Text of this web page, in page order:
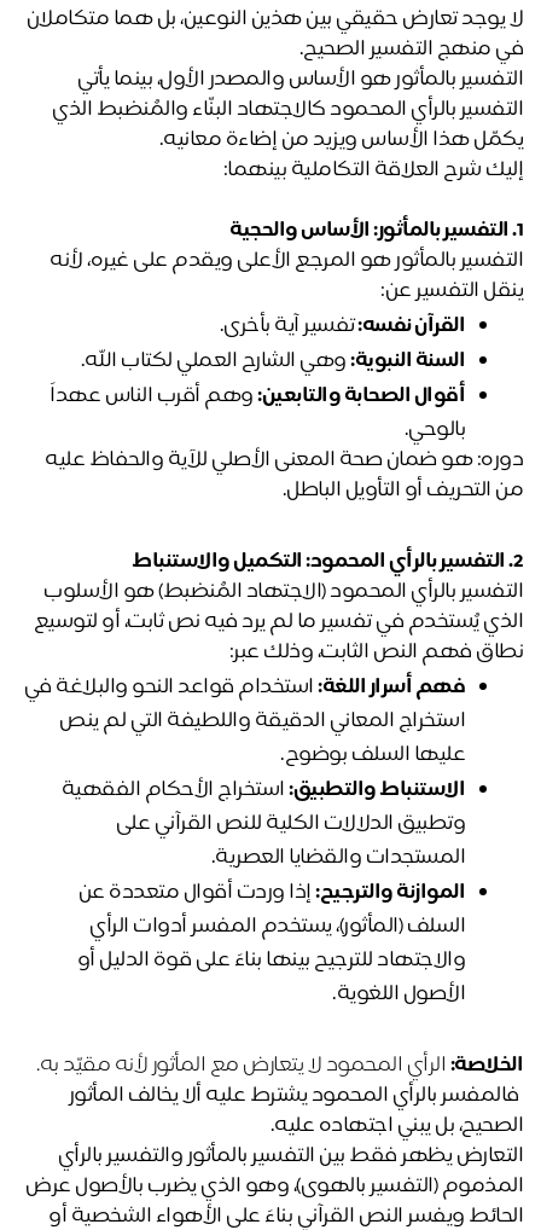
لا يوجد تعارض حقيقي بين هذين النوعين، بل هما متكاملان
منهج التفسير الصحيح.
التفسير بالمأثور هو الأساس والمصدر الأول، بينما يأتي
التفسير بالرأي المحمود كالاجتهاد البنّاء والمُنضبط الذي
هذا الأساس ويزيد من إضاءة معانيه.
إليك شرح العلاقة التكاملية بينهما:
التفسير بالمأثور هو المرجع الأعلى ويقدم على غيره، لأنه
التفسير عن:
القرآن نفسه: تفسير آية بأخرى.
السنة النبوية: وهي الشارح العملي لكتاب الله.
أقوال الصحابة والتابعين:
وهم أقرب الناس عهداً
بالوحي.
دوره: هو ضمان صحة المعنى الأصلي للآية والحفاظ عليه
التحريف أو التأويل الباطل.
التفسير بالرأي المحمود (الاجتهاد المُنضبط) هو الأسلوب
الذي يُستخدم في تفسير ما لم يرد فيه نص ثابت، أو لتوسيع
فهم النص الثابت، وذلك عبر:
فهم أسرار اللغة:
استخراج المعاني الدقيقة واللطيفة التي لم ينص
عليها السلف بوضوح.
الاستنباط والتطبيق:
استخراج الأحكام الفقهية
وتطبيق الدلالات الكلية للنص القرآني على
المستجدات والقضايا العصرية.
الموازنة والترجيح:
إذا وردت أقوال متعددة عن
السلف (المأثور)، يستخدم المفسر أدوات الرأي
والاجتهاد للترجيح بينها بناءً على قوة الدليل أو
الأصول اللغوية.
الرأي المحمود لا يتعارض مع المأثور لأنه مقيّد به.
فالمفسر بالرأي المحمود يشترط عليه ألا يخالف المأثور
بل يبني اجتهاده عليه.
التعارض يظهر فقط بين التفسير بالمأثور والتفسير بالرأي
المذموم (التفسير بالهوى)، وهو الذي يضرب بالأصول عرض
الحائط ويفسر النص القرآني بناءً على الأهواء الشخصية أو